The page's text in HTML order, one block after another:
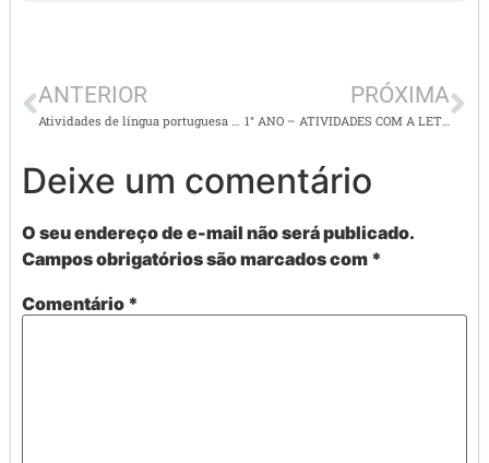
ANTERIOR
Atividades de língua portuguesa – Jogo: MAIS UMA
PRÓXIMA
1° ANO – ATIVIDADES COM A LETRA W
Deixe um comentário
O seu endereço de e-mail não será publicado.
Campos obrigatórios são marcados com *
Comentário *